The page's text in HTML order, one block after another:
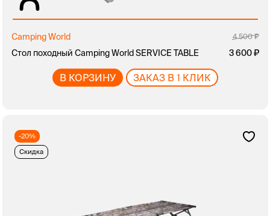
Camping World 4 500
Стол походный Camping World SERVICE TABLE 3 600
В КОРЗИНУ ЗАКАЗ В 1 КЛИК
-20%
Скидка